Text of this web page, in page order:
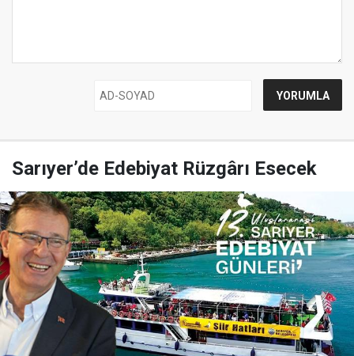
Sarıyer’de Edebiyat Rüzgârı Esecek